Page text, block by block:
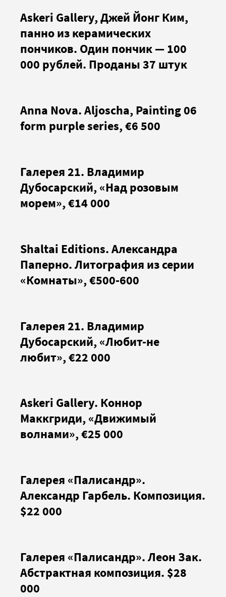
Askeri Gallery, Джей Йонг Ким,
панно из керамических
пончиков. Один пончик — 100
000 рублей. Проданы 37 штук
Anna Nova. Aljoscha, Painting 06
form purple series, €6 500
Галерея 21. Владимир
Дубосарский, «Над розовым
морем», €14 000
Shaltai Editions. Александра
Паперно. Литография из серии
«Комнаты», €500-600
Галерея 21. Владимир
Дубосарский, «Любит-не
любит», €22 000
Askeri Gallery. Коннор
Маккгриди, «Движимый
волнами», €25 000
Галерея «Палисандр».
Александр Гарбель. Композиция.
$22 000
Галерея «Палисандр». Леон Зак.
Абстрактная композиция. $28
000